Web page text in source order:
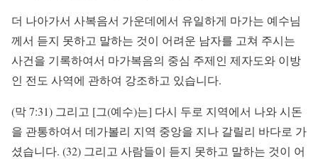
더 나아가서 사복음서 가운데에서 유일하게 마가는 예수님
께서 듣지 못하고 말하는 것이 어려운 남자를 고쳐 주시는
사건을 기록하여서 마가복음의 중심 주제인 제자도와 이방
인 전도 사역에 관하여 강조하고 있습니다.
(막 7:31) 그리고 [그(예수)는] 다시 두로 지역에서 나와 시돈
을 관통하여서 데가볼리 지역 중앙을 지나 갈릴리 바다로 가
셨습니다. (32) 그리고 사람들이 듣지 못하고 말하는 것이 어